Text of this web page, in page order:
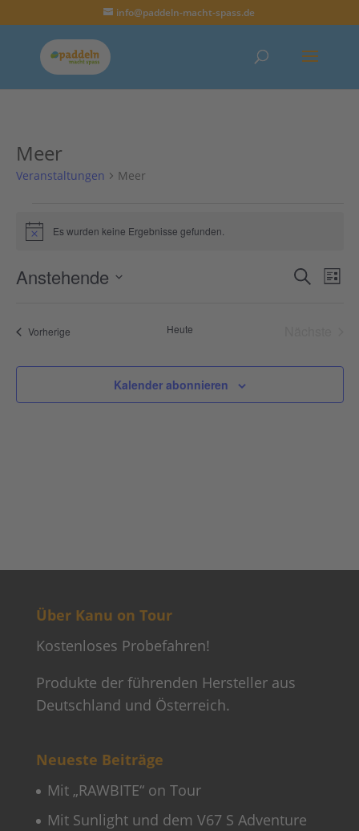
info@paddeln-macht-spass.de
Meer
Veranstaltungen Meer
Veranstaltungen
HinweisEs wurden keine Ergebnisse gefunden.
SucheListe
Anstehende
wählen.
VorherigeVeranstaltungen Heute
Kalender abonnieren
Über Kanu on Tour
Kostenloses Probefahren!
Produkte der führenden Hersteller aus
Deutschland und Österreich.
Neueste Beiträge
Mit „RAWBITE“ on Tour
Mit Sunlight und dem V67 S Adventure